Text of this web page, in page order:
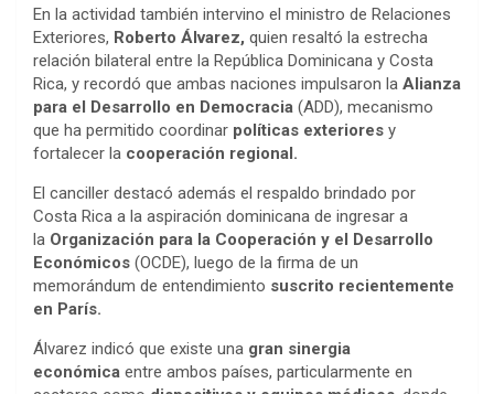
En la actividad también intervino el ministro de Relaciones
Exteriores, Roberto Álvarez, quien resaltó la estrecha
relación bilateral entre la República Dominicana y Costa
Rica, y recordó que ambas naciones impulsaron la Alianza
para el Desarrollo en Democracia (ADD), mecanismo
que ha permitido coordinar políticas exteriores y
fortalecer la cooperación regional.
El canciller destacó además el respaldo brindado por
Costa Rica a la aspiración dominicana de ingresar a
la Organización para la Cooperación y el Desarrollo
Económicos (OCDE), luego de la firma de un
memorándum de entendimiento suscrito recientemente
en París.
Álvarez indicó que existe una gran sinergia
económica entre ambos países, particularmente en